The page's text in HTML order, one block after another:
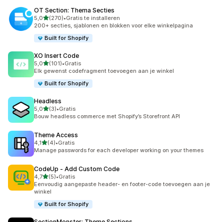
OT Section: Thema Secties
5,0van 5 sterren
(270)
270 recensies in totaal
•Gratis te installeren
200+ secties, sjablonen en blokken voor elke winkelpagina
Built for Shopify
XO Insert Code
5,0van 5 sterren
(101)
101 recensies in totaal
•Gratis
Elk gewenst codefragment toevoegen aan je winkel
Built for Shopify
Headless
5,0van 5 sterren
(3)
3 recensies in totaal
•Gratis
Bouw headless commerce met Shopify’s Storefront API
Theme Access
4,1van 5 sterren
(4)
4 recensies in totaal
•Gratis
Manage passwords for each developer working on your themes
CodeUp ‑ Add Custom Code
4,7van 5 sterren
(5)
5 recensies in totaal
•Gratis
Eenvoudig aangepaste header- en footer-code toevoegen aan je
winkel
Built for Shopify